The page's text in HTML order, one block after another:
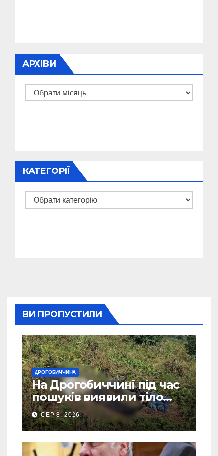
АРХІВИ
Архіви
КАТЕГОРІЇ
Категорії
ВИ ПРОПУСТИЛИ
ДРОГОБИЧЧИНА
На Дрогобиччині під час
пошуків виявили тіло
зниклого чоловіка
СЕР 8, 2026